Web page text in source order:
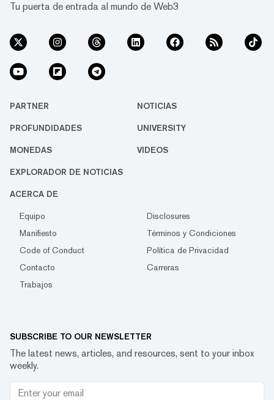
Tu puerta de entrada al mundo de Web3
PARTNER NOTICIAS
PROFUNDIDADES UNIVERSITY
MONEDAS VIDEOS
EXPLORADOR DE NOTICIAS
ACERCA DE
Equipo
Disclosures
Manifiesto
Términos y Condiciones
Code of Conduct
Política de Privacidad
Contacto
Carreras
Trabajos
SUBSCRIBE TO OUR NEWSLETTER
The latest news, articles, and resources, sent to your inbox
weekly.